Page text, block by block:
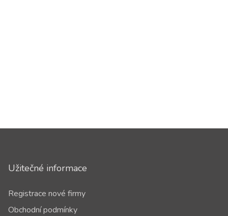
Užitečné informace
Registrace nové firmy
Obchodní podmínky